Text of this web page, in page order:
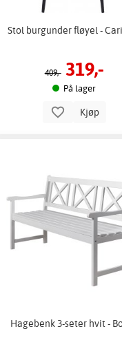
Stol burgunder fløyel -
409,- 319,-
På lager
Kjøp
Hagebenk 3-seter hvit -